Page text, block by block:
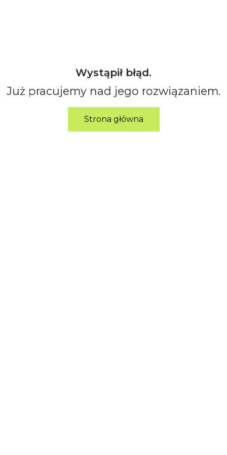
Wystąpił błąd.
Już pracujemy nad jego rozwiązaniem.
Strona główna